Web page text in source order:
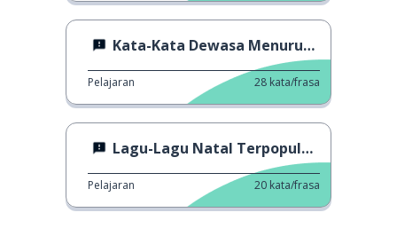
Kata-Kata Dewasa Menurut Anak-Anak
Pelajaran 28 kata/frasa
Lagu-Lagu Natal Terpopuler di London
Pelajaran 20 kata/frasa